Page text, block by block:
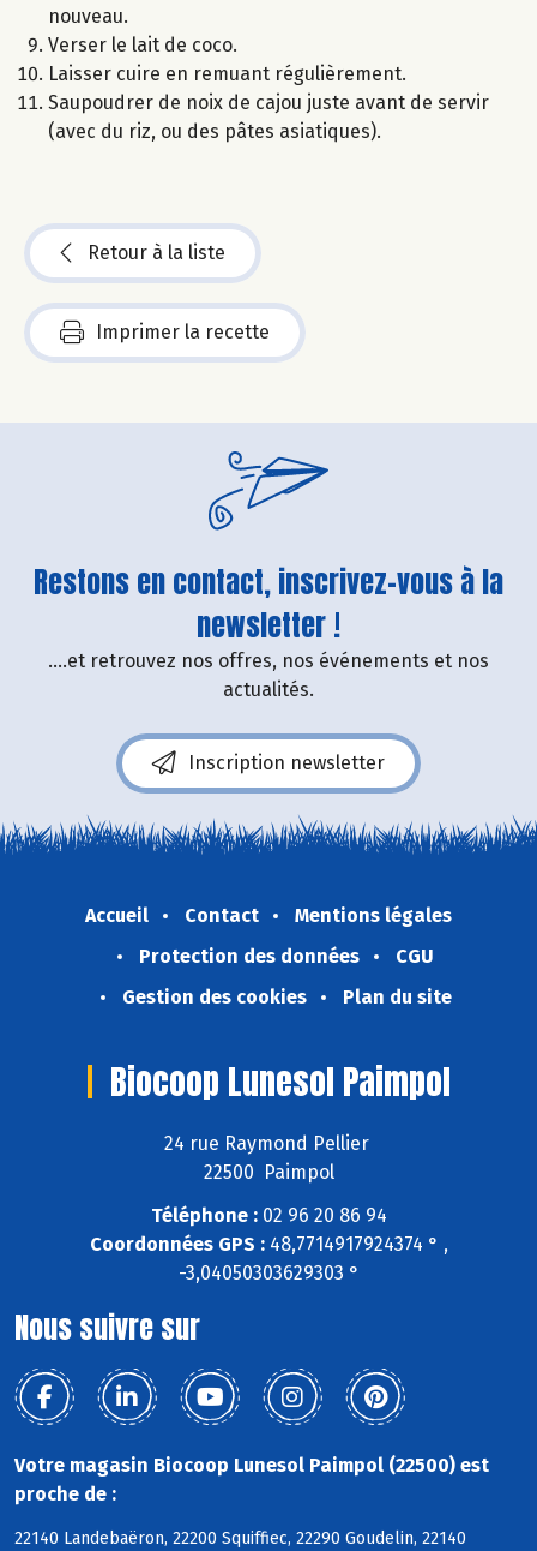
nouveau.
Verser le lait de coco.
Laisser cuire en remuant régulièrement.
Saupoudrer de noix de cajou juste avant de servir
(avec du riz, ou des pâtes asiatiques).
Retour à la liste
Imprimer la recette
Restons en contact, inscrivez-vous à la
newsletter !
....et retrouvez nos offres, nos événements et nos
actualités.
Inscription newsletter
Accueil Contact
Mentions légales
Protection des données
CGU
Gestion des cookies
Plan du site
Biocoop Lunesol Paimpol
24 rue Raymond Pellier
22500 Paimpol
Téléphone :02 96 20 86 94
Coordonnées GPS :48,7714917924374 ° ,
-3,04050303629303 °
Nous suivre sur
Votre magasin Biocoop Lunesol Paimpol (22500) est
proche de :
22140 Landebaëron, 22200 Squiffiec, 22290 Goudelin, 22140